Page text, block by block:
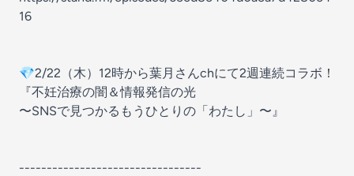
16
💎2/22（木）12時から葉月さんchにて2週連続コラボ！
『不妊治療の闇＆情報発信の光
〜SNSで見つかるもうひとりの「わたし」〜』
---------------------------------